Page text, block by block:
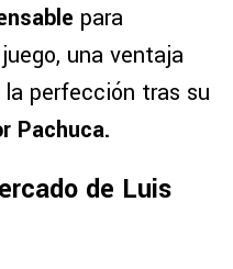
para
una ventaja
perfección tras su
Pachuca.
de Luis